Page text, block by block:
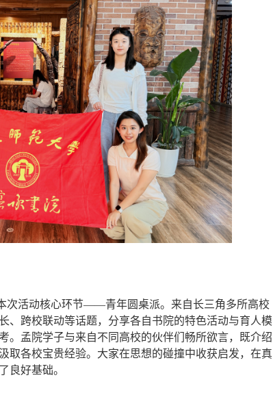
次活动核心环节——青年圆桌派。来自长三角多所高校
、跨校联动等话题，分享各自书院的特色活动与育人模
。孟院学子与来自不同高校的伙伴们畅所欲言，既介绍
取各校宝贵经验。大家在思想的碰撞中收获启发，在真
良好基础。